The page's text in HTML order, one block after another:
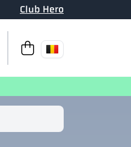
Club Hero
Passer à la caisse